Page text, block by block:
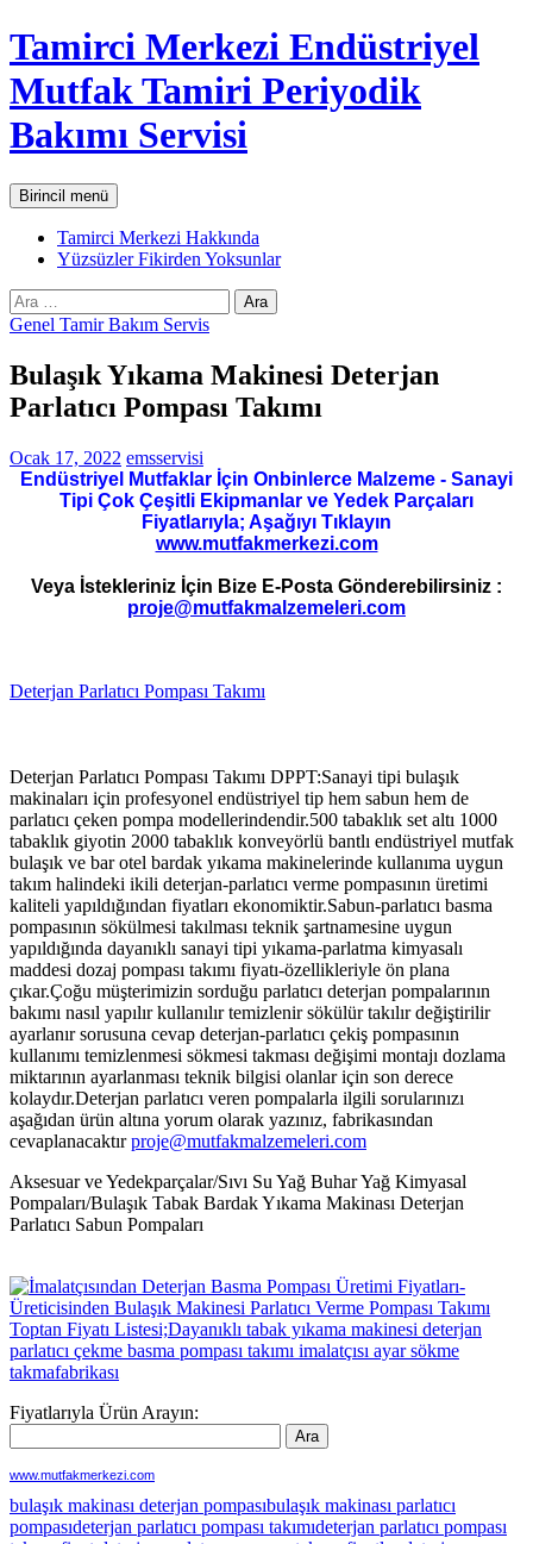
İçeriğe
atla
Tamirci Merkezi Endüstriyel
Mutfak Tamiri Periyodik
Bakımı Servisi
AraBirincil menü
Tamirci Merkezi Hakkında
Yüzsüzler Fikirden Yoksunlar
Arama:
Genel Tamir Bakım Servis
Bulaşık Yıkama Makinesi Deterjan
Parlatıcı Pompası Takımı
Ocak 17, 2022 emsservisi
Endüstriyel Mutfaklar İçin Onbinlerce Malzeme - Sanayi
Tipi Çok Çeşitli Ekipmanlar ve Yedek Parçaları
Fiyatlarıyla; Aşağıyı Tıklayın
www.mutfakmerkezi.com
Veya İstekleriniz İçin Bize E-Posta Gönderebilirsiniz :
proje@mutfakmalzemeleri.com
Deterjan Parlatıcı Pompası Takımı
Deterjan Parlatıcı Pompası Takımı DPPT:Sanayi tipi bulaşık
makinaları için profesyonel endüstriyel tip hem sabun hem de
parlatıcı çeken pompa modellerindendir.500 tabaklık set altı 1000
tabaklık giyotin 2000 tabaklık konveyörlü bantlı endüstriyel mutfak
bulaşık ve bar otel bardak yıkama makinelerinde kullanıma uygun
takım halindeki ikili deterjan-parlatıcı verme pompasının üretimi
kaliteli yapıldığından fiyatları ekonomiktir.Sabun-parlatıcı basma
pompasının sökülmesi takılması teknik şartnamesine uygun
yapıldığında dayanıklı sanayi tipi yıkama-parlatma kimyasalı
maddesi dozaj pompası takımı fiyatı-özellikleriyle ön plana
çıkar.Çoğu müşterimizin sorduğu parlatıcı deterjan pompalarının
bakımı nasıl yapılır kullanılır temizlenir sökülür takılır değiştirilir
ayarlanır sorusuna cevap deterjan-parlatıcı çekiş pompasının
kullanımı temizlenmesi sökmesi takması değişimi montajı dozlama
miktarının ayarlanması teknik bilgisi olanlar için son derece
kolaydır.Deterjan parlatıcı veren pompalarla ilgili sorularınızı
aşağıdan ürün altına yorum olarak yazınız, fabrikasından
cevaplanacaktırproje@mutfakmalzemeleri.com
Aksesuar ve Yedekparçalar/Sıvı Su Yağ Buhar Yağ Kimyasal
Pompaları/Bulaşık Tabak Bardak Yıkama Makinası Deterjan
Parlatıcı Sabun Pompaları
Fiyatlarıyla Ürün Arayın:
www.mutfakmerkezi.com
bulaşık makinası deterjan pompasıbulaşık makinası parlatıcı
pompasıdeterjan parlatıcı pompası takımıdeterjan parlatıcı pompası